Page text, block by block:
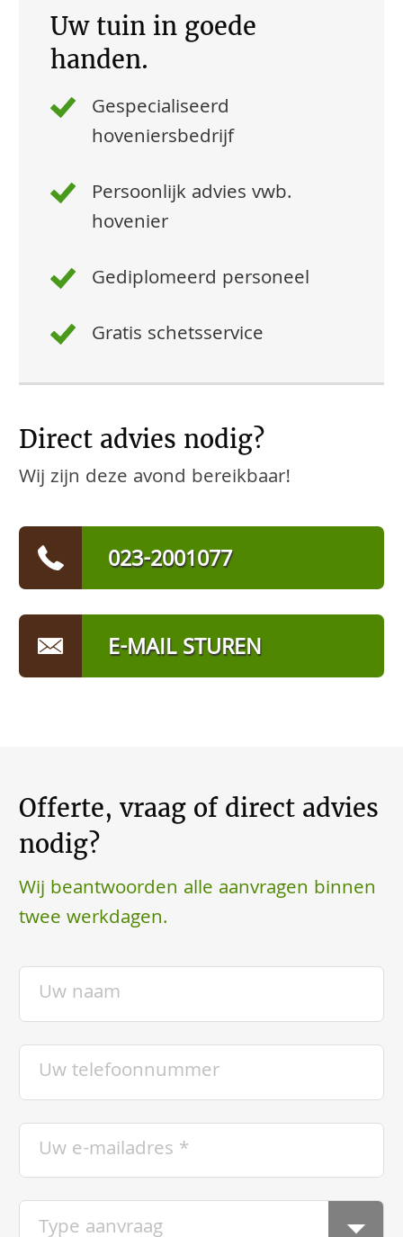
Uw tuin in goede
handen.
Gespecialiseerd
hoveniersbedrijf
Persoonlijk advies vwb.
hovenier
Gediplomeerd personeel
Gratis schetsservice
Direct advies nodig?
Wij zijn deze avond bereikbaar!
023-2001077
E-MAIL STUREN
Offerte, vraag of direct advies
nodig?
Wij beantwoorden alle aanvragen binnen
twee werkdagen.